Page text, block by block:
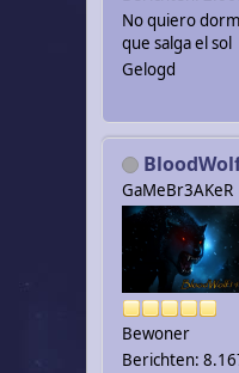
No quiero
que salga el sol
Gelogd
GaMeBr3AKeR
Bewoner
Berichten: